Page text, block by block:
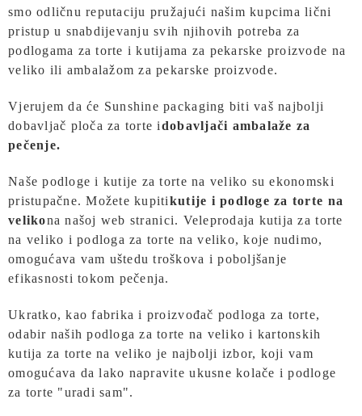
smo odličnu reputaciju pružajući našim kupcima lični
pristup u snabdijevanju svih njihovih potreba za
podlogama za torte i kutijama za pekarske proizvode na
veliko ili ambalažom za pekarske proizvode.
Vjerujem da će Sunshine packaging biti vaš najbolji
dobavljač ploča za torte idobavljači ambalaže za
pečenje.
Naše podloge i kutije za torte na veliko su ekonomski
pristupačne. Možete kupitikutije i podloge za torte na
velikona našoj web stranici. Veleprodaja kutija za torte
na veliko i podloga za torte na veliko, koje nudimo,
omogućava vam uštedu troškova i poboljšanje
efikasnosti tokom pečenja.
Ukratko, kao fabrika i proizvođač podloga za torte,
odabir naših podloga za torte na veliko i kartonskih
kutija za torte na veliko je najbolji izbor, koji vam
omogućava da lako napravite ukusne kolače i podloge
za torte "uradi sam".